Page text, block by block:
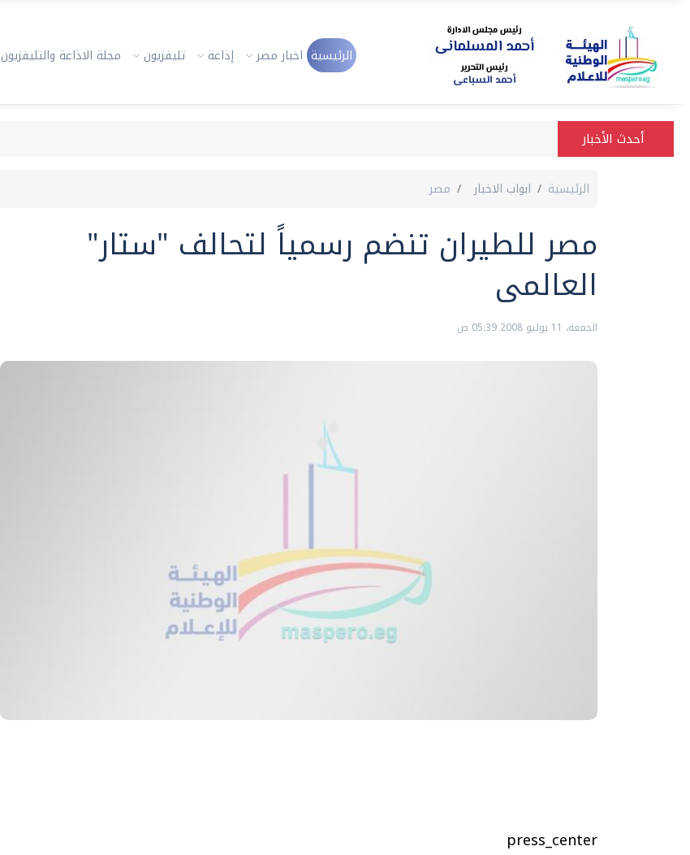
الرئيسية اخبار مصر إذاعة تليفزيون مجلة الاذاعة والتليفزيون
أحدث الأخبار
الرئيسية ابواب الاخبار مصر
مصر للطيران تنضم رسمياً لتحالف "ستار"
العالمى
الجمعة، 11 يوليو 2008 05:39 ص
press_center